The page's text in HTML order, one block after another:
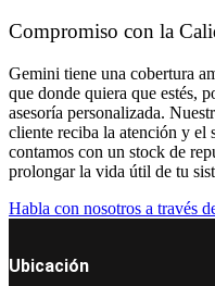
Compromiso con la
Gemini tiene una cobertura
que donde quiera que estés,
asesoría personalizada.
cliente reciba la atención y el
contamos con un stock de
prolongar la vida útil de tu
Habla con nosotros a través
Ubicación